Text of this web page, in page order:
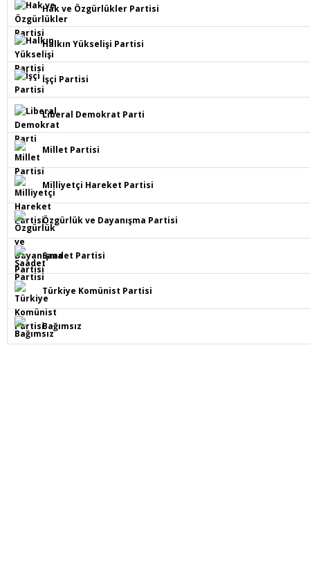
Hak ve Özgürlükler Partisi
Halkın Yükselişi Partisi
İşçi Partisi
Liberal Demokrat Parti
Millet Partisi
Milliyetçi Hareket Partisi
Özgürlük ve Dayanışma Partisi
Saadet Partisi
Türkiye Komünist Partisi
Bağımsız